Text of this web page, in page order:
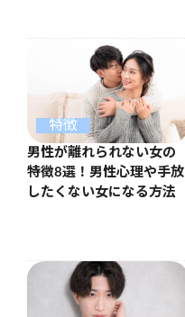
特徴
男性が離れられない女の
特徴8選！男性心理や手放
したくない女になる方法